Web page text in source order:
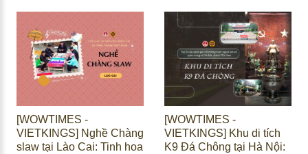
[WOWTIMES -
VIETKINGS] Nghề Chàng
slaw tại Lào Cai: Tinh hoa
[WOWTIMES -
VIETKINGS] Khu di tích
K9 Đá Chông tại Hà Nội: